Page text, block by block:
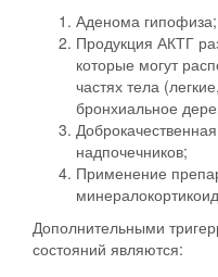
Аденома гипофиза;
Продукция АКТГ
которые могут
частях тела
бронхиальное
надпочечников;
Применение
Дополнительными
состояний являются: